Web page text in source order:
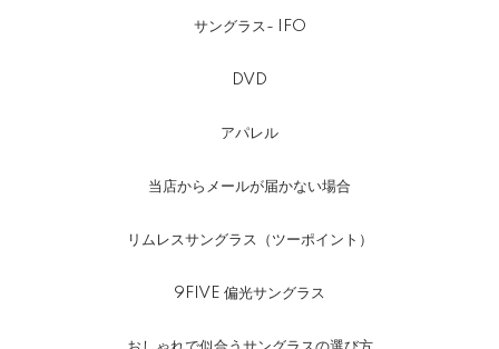
サングラス- IFO
DVD
アパレル
当店からメールが届かない場合
リムレスサングラス（ツーポイント）
9FIVE 偏光サングラス